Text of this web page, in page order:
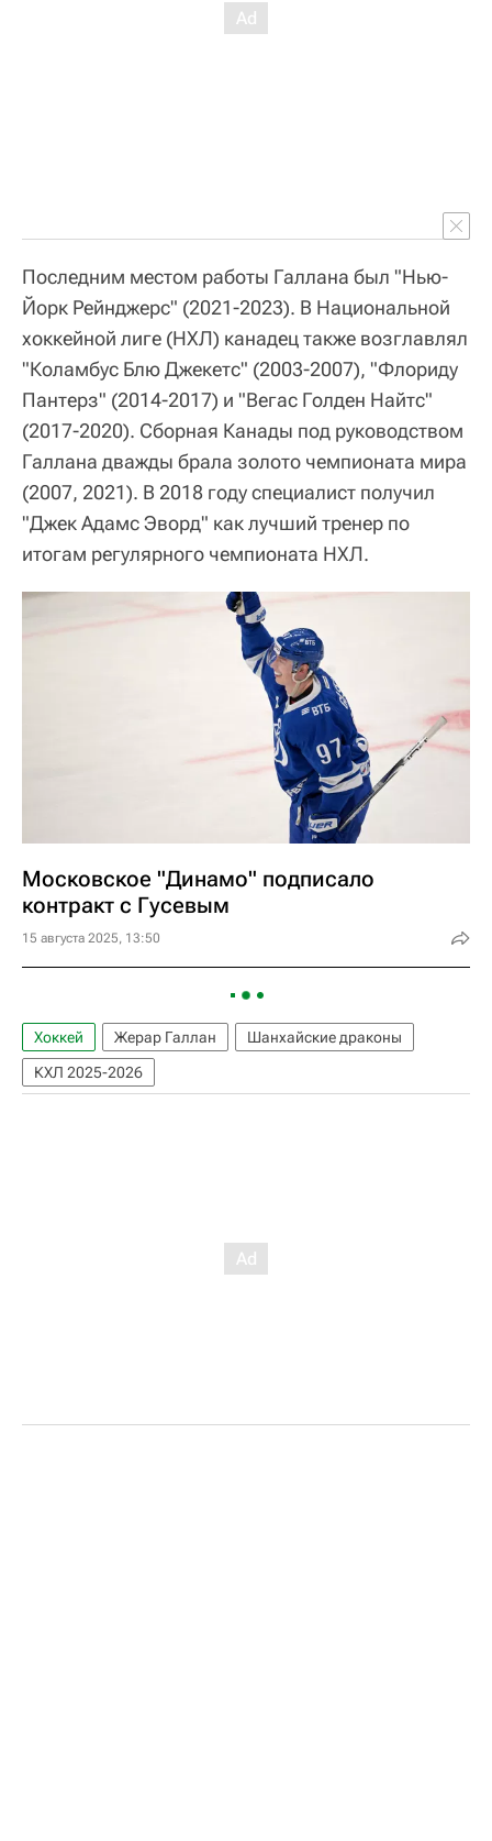
Последним местом работы Галлана был "Нью-
Йорк Рейнджерс" (2021-2023). В Национальной
хоккейной лиге (НХЛ) канадец также возглавлял
"Коламбус Блю Джекетс" (2003-2007), "Флориду
Пантерз" (2014-2017) и "Вегас Голден Найтс"
(2017-2020). Сборная Канады под руководством
Галлана дважды брала золото чемпионата мира
(2007, 2021). В 2018 году специалист получил
"Джек Адамс Эворд" как лучший тренер по
итогам регулярного чемпионата НХЛ.
Московское "Динамо" подписало
контракт с Гусевым
15 августа 2025, 13:50
Хоккей Жерар Галлан
Шанхайские драконы
КХЛ 2025-2026